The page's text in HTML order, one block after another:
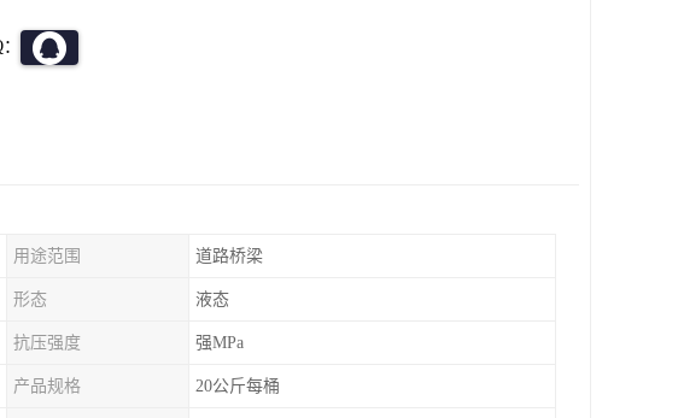
用途范围 道路桥梁
形态 液态
抗压强度 强MPa
产品规格 20公斤每桶